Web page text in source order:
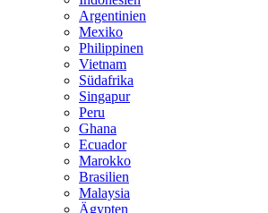
Argentinien
Mexiko
Philippinen
Vietnam
Südafrika
Singapur
Peru
Ghana
Ecuador
Marokko
Brasilien
Malaysia
Ägypten